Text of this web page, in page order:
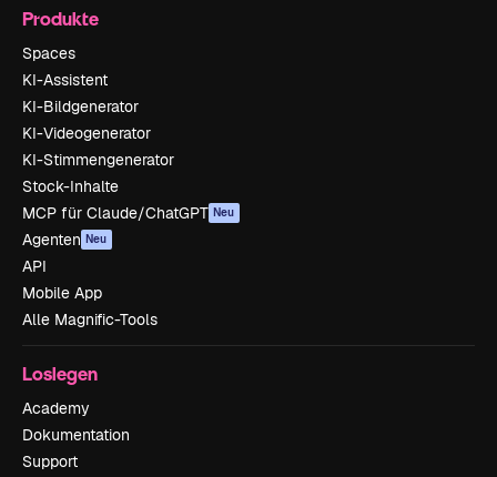
Produkte
Spaces
KI-Assistent
KI-Bildgenerator
KI-Videogenerator
KI-Stimmengenerator
Stock-Inhalte
MCP für Claude/ChatGPT Neu
Agenten Neu
API
Mobile App
Alle Magnific-Tools
Loslegen
Academy
Dokumentation
Support